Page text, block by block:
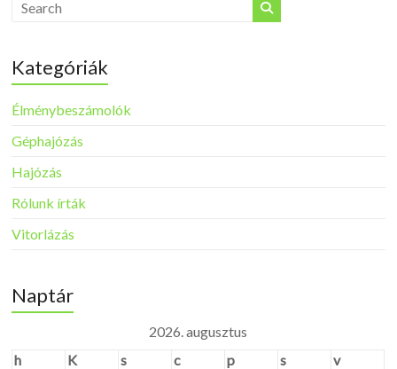
Kategóriák
Élménybeszámolók
Géphajózás
Hajózás
Rólunk írták
Vitorlázás
Naptár
2026. augusztus
h
K s c p s
v